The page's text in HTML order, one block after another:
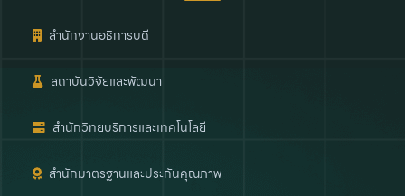
สำนักงานอธิการบดี
สถาบันวิจัยและพัฒนา
สำนักวิทยบริการและเทคโนโลยี
สำนักมาตรฐานและประกันคุณภาพ